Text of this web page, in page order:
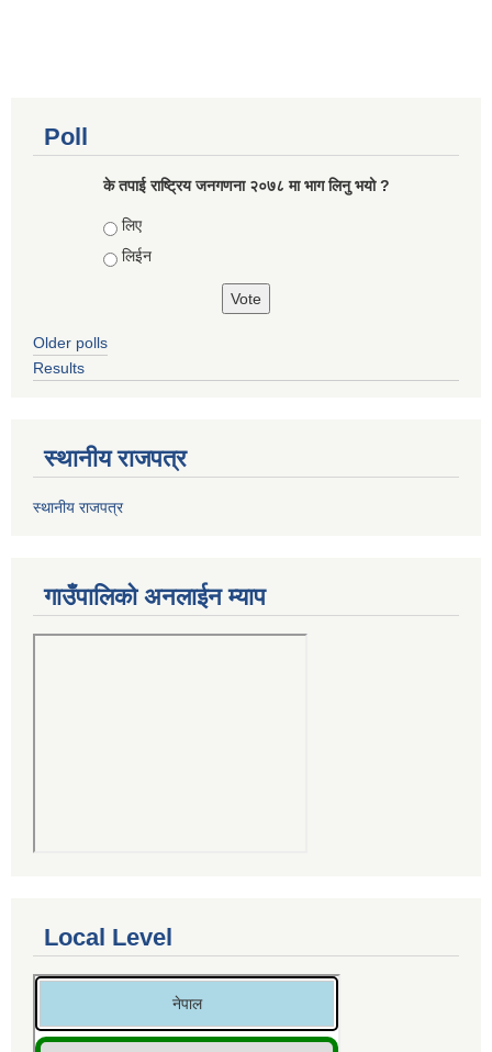
Poll
के तपाई राष्ट्रिय जनगणना २०७८ मा भाग लिनु भयो ?
Choices
लिए
लिईन
Older polls
Results
स्थानीय राजपत्र
स्थानीय राजपत्र
गाउँपालिको अनलाईन म्याप
Local Level